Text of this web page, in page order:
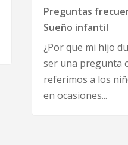
Preguntas
Sueño infantil
¿Por que mi hijo
ser una pregunta
referimos a los
en ocasiones...